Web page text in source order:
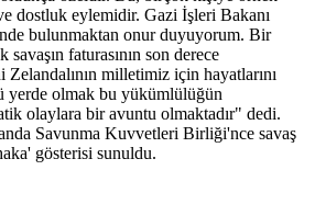
dostluk eylemidir. Gazi İşleri Bakanı
bulunmaktan onur duyuyorum. Bir
faturasının son derece
Zelandalının milletimiz için hayatlarını
yerde olmak bu yükümlülüğün
olaylara bir avuntu olmaktadır" dedi.
Savunma Kuvvetleri Birliği'nce savaş
gösterisi sunuldu.